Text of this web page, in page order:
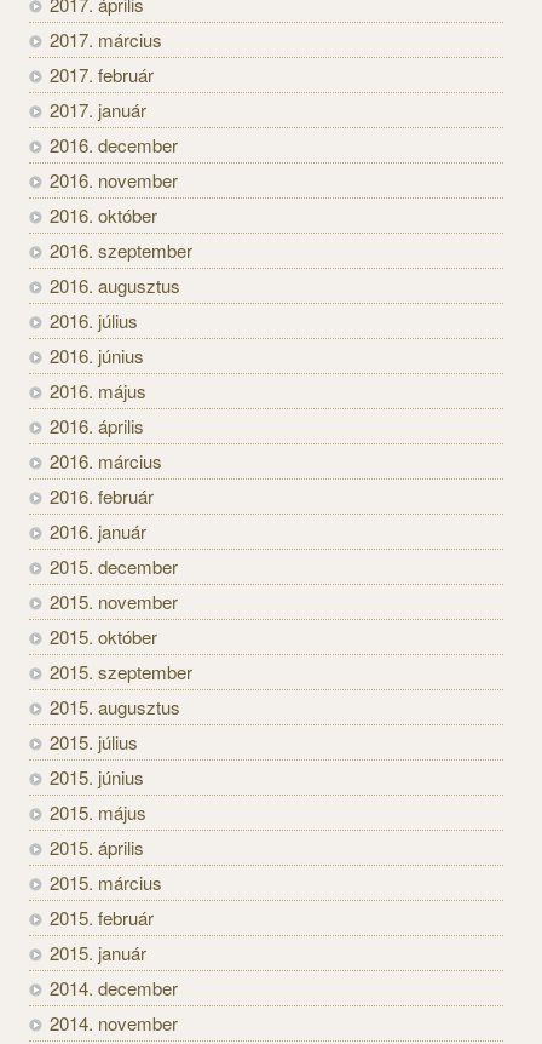
2017. március
2017. február
2017. január
2016. december
2016. november
2016. október
2016. szeptember
2016. augusztus
2016. július
2016. június
2016. május
2016. április
2016. március
2016. február
2016. január
2015. december
2015. november
2015. október
2015. szeptember
2015. augusztus
2015. július
2015. június
2015. május
2015. április
2015. március
2015. február
2015. január
2014. december
2014. november